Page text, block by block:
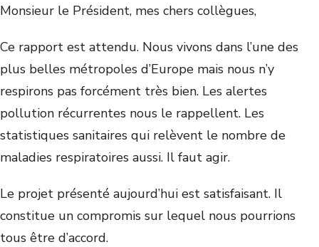
Monsieur le Président, mes chers collègues,
Ce rapport est attendu. Nous vivons dans l’une des
plus belles métropoles d’Europe mais nous n’y
respirons pas forcément très bien. Les alertes
pollution récurrentes nous le rappellent. Les
statistiques sanitaires qui relèvent le nombre de
maladies respiratoires aussi. Il faut agir.
Le projet présenté aujourd’hui est satisfaisant. Il
constitue un compromis sur lequel nous pourrions
tous être d’accord.